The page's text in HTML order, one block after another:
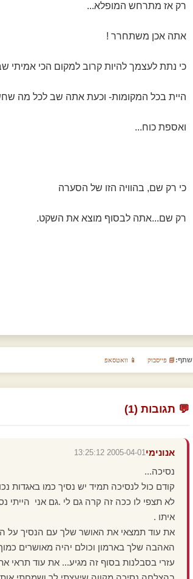
רק אז מתרחש המופלא...
אתה אכן משתחרר !
כי נתת לעצמך להיות קרוב למקום הכי אמיתי
היית בכל המקומות- וכעת אתה שב לכל מה
ואספת כוח...
כי רק שם, בהוויה הזו של הסערה
רק שם...אתה לבסוף מוצא את השקט.
שתף: 📘 פייסבוק 📱 וואטסאפ
💬 תגובות (1)
אנונימי2005-04-01 13:25:12
נסיכה...
קודם כול לנסיכה תמיד יש נסיך כמו באגדות
לא תצפי לו ככה זה קרה גם לי .גם אני הייתי
איתו .
את עוד תמצאי את האושר שלך עם הנסיך על
האהבה שלך בארמון וכולם יהיה מאושרים
עזרי בסבלנות בסוף זה מגיע... את עוד תראי